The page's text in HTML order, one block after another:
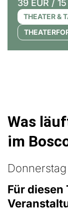
39 EUR / 15
THEATER &
Was
im
Für diesen